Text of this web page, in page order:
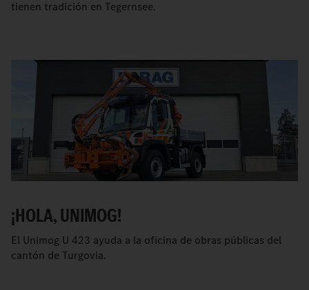
tienen tradición en Tegernsee.
¡HOLA, UNIMOG!
El Unimog U 423 ayuda a la oficina de obras públicas del
cantón de Turgovia.